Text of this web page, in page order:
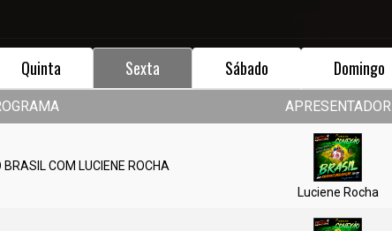
Quinta Sexta Sábado Domingo
APRESENTADOR
COM LUCIENE ROCHA
Luciene Rocha